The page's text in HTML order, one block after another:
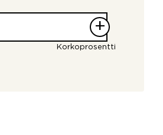
+
Korkoprosentti